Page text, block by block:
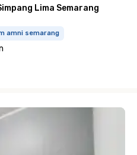
Lima Semarang
amni semarang